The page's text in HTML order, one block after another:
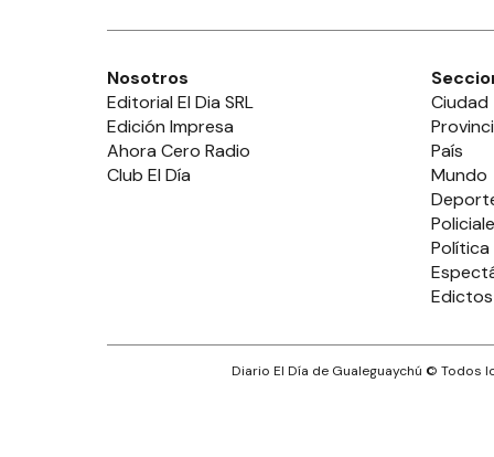
Nosotros
Editorial El Dia SRL
Edición Impresa
Ahora Cero Radio
Club El Día
Ciudad
País
Mundo
Política
Edictos
Diario El Día de Gualeguaychú © Todos